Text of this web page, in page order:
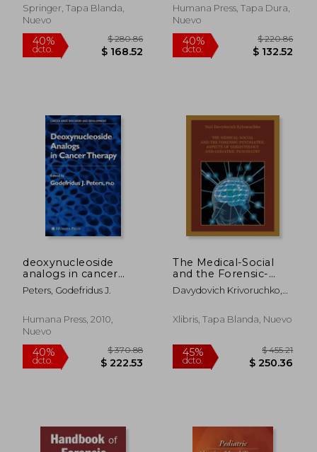
40%
dcto. $ 51.47
40%
dcto.
Allison, Anthony C.
Springer, Tapa Blanda,
Nuevo
Humana Press, Tapa Dura,
Nuevo
deoxynucleoside
analogs in cancer
therapy (en Inglés)
Peters, Godefridus J.
Humana Press, 2010,
Nuevo
The Medical-Social
and the Forensic-
Psychiatric Aspects of
Gerontology and
(en Inglés)
Davydovich Krivoruchko,
Xlibris, Tapa Blanda, Nuevo